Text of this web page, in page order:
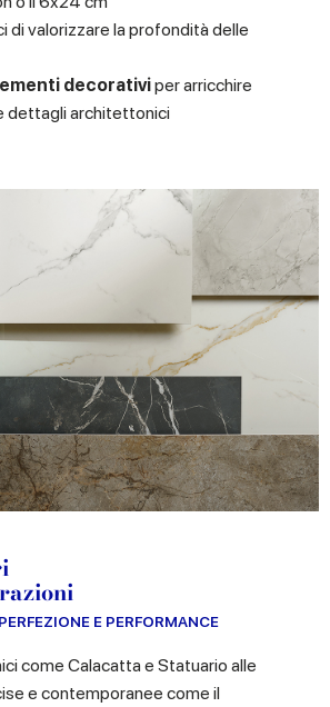
di valorizzare la profondità delle
decorativiper arricchire
dettagli architettonici
PERFEZIONE E PERFORMANCE
come Calacatta e Statuario alle
e contemporanee come il